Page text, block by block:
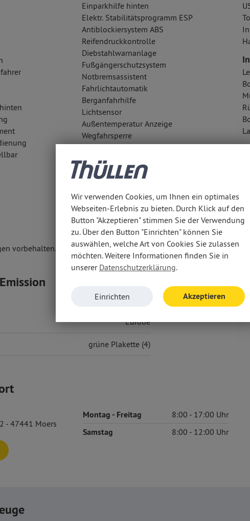
Einparkhilfe hinten
Elektr. Stabilitätsprogramm ESP
Antiblockiersystem ABS
Reifendruckkontrolle
Diebstahlwarnanlage
Fußgängerschutzsystem
Notbremsassistent
Fahrlichtautomatik
Berganfahrhilfe
Lichtsensor
Außentemperatur Anzeige
Wegfahrsperre
LED-Tagfahrlicht
ISOFIX Kindersitzbefestigung
Notrufsystem
Fondairbags: Vorhangairbags
Seitenairbag vorn
Fahrer- /Beifahrerairbag
vorbehalten. Weitere Informationen erhalten Sie unter
Euro6e
grüne Plakette (4)
- 47441 Moers
Montag - Freitag 8:00 17:00
Samstag 8:00 12:00
Wir verwenden Cookies, um Ihnen ein optimales
Webseiten-Erlebnis zu bieten. Durch Klick auf den
Button "Akzeptieren" stimmen Sie der Verwendung
zu. Über den Button "Einrichten" können Sie
auswählen, welche Art von Cookies Sie zulassen
möchten. Weitere Informationen finden Sie in
unserer Datenschutzerklärung.
Einrichten Akzeptieren